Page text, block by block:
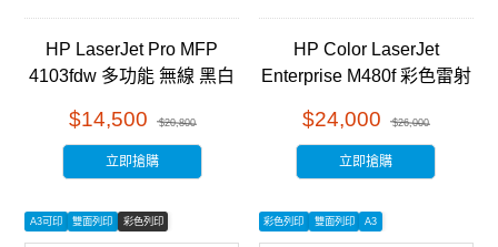
HP LaserJet Pro MFP
4103fdw 多功能 無線 黑白
$14,500 $20,800
立即搶購
HP Color LaserJet
Enterprise M480f 彩色雷射
$24,000 $26,000
立即搶購
A3可印 雙面列印 彩色列印 彩色列印 雙面列印 A3